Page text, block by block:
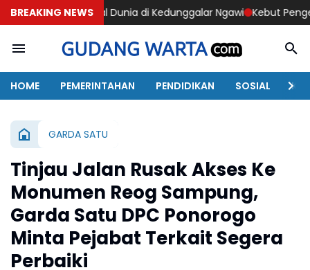
BREAKING NEWS
Dunia di Kedunggalar Ngawi Kebut Pengerjaan, Anggota
HOME PEMERINTAHAN PENDIDIKAN SOSIAL
GARDA SATU
Tinjau Jalan Rusak Akses Ke
Monumen Reog Sampung,
Garda Satu DPC Ponorogo
Minta Pejabat Terkait Segera
Perbaiki